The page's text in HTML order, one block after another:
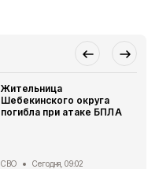
Жительница
Шебекинского округа
погибла при атаке БПЛА
СВО Сегодня, 09:02